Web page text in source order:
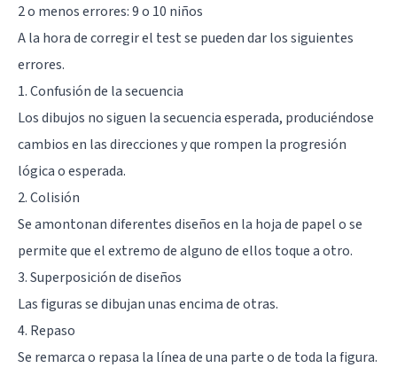
2 o menos errores: 9 o 10 niños
A la hora de corregir el test se pueden dar los siguientes
errores.
1. Confusión de la secuencia
Los dibujos no siguen la secuencia esperada, produciéndose
cambios en las direcciones y que rompen la progresión
lógica o esperada.
2. Colisión
Se amontonan diferentes diseños en la hoja de papel o se
permite que el extremo de alguno de ellos toque a otro.
3. Superposición de diseños
Las figuras se dibujan unas encima de otras.
4. Repaso
Se remarca o repasa la línea de una parte o de toda la figura.